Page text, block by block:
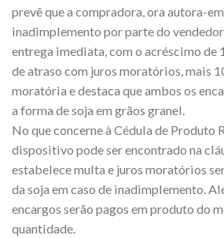
prevê que a compradora, ora autora-
inadimplemento por parte do
entrega imediata, com o acréscimo de
de atraso com juros moratórios, mais
moratória e destaca que ambos os
a forma de soja em grãos granel.
No que concerne à Cédula de Produto
dispositivo pode ser encontrado na
estabelece multa e juros moratórios
da soja em caso de inadimplemento.
encargos serão pagos em produto do
quantidade.